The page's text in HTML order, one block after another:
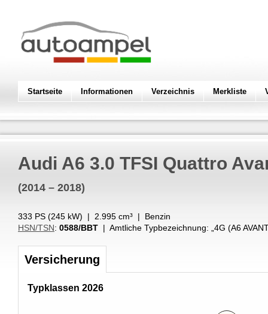
Startseite Informationen Verzeichnis Merkliste
Audi A6 3.0 TFSI Quattro
(2014 – 2018)
333 PS (245 kW) | 2.995 cm³ | Benzin
HSN/TSN: 0588/BBT | Amtliche Typbezeichnung: „ 4G (A6
Versicherung
Typklassen 2026